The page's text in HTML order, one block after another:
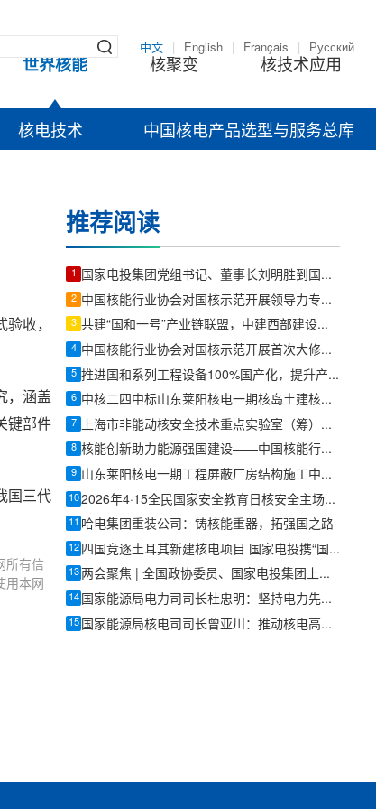
中文 English Français Русский
世界核能 核聚变 核技术应用
核电技术 中国核电产品选型与服务总库
收，
，涵盖
键部件
国三代
所有信
用本网
推荐阅读
1 国家电投集团党组书记、董事长刘明胜到国核莱阳调研
2 中国核能行业协会对国核示范开展领导力专项评估活动
3 共建“国和一号”产业链联盟，中建西部建设与上海核工院签署协议
4 中国核能行业协会对国核示范开展首次大修准备成员支持活动
5 推进国和系列工程设备100%国产化，提升产业链韧性和安全水平——上海核工程设计研究院股份有限公司采购中心副总经理左超上
6 中核二四中标山东莱阳核电一期核岛土建核心标段
7 上海市非能动核安全技术重点实验室（筹）启动会暨第一届学术委员会第一次会议顺利召开
8 核能创新助力能源强国建设——中国核能行业协会2026春季核能可持续发展论坛成功举办
9 山东莱阳核电一期工程屏蔽厂房结构施工中标结果公布
10 2026年4·15全民国家安全教育日核安全主场活动首次在粤港澳大湾区举办
11 哈电集团重装公司：铸核能重器，拓强国之路
12 四国竞逐土耳其新建核电项目 国家电投携“国和一号”参与竞争
13 两会聚焦 | 全国政协委员、国家电投集团上海核工院总经理王明弹：推动核电积极安全有序发展
14 国家能源局电力司司长杜忠明：坚持电力先行 为能源强国建设和“十五五”良好开局提供有力支撑
15 国家能源局核电司司长曾亚川：推动核电高质量发展迈上新台阶